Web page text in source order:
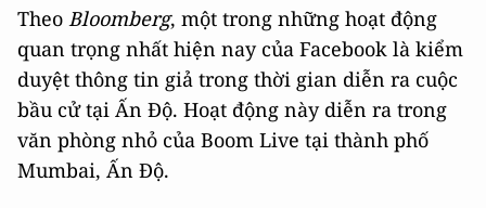
Theo Bloomberg, một trong những hoạt động
quan trọng nhất hiện nay của Facebook là kiểm
duyệt thông tin giả trong thời gian diễn ra cuộc
bầu cử tại Ấn Độ. Hoạt động này diễn ra trong
văn phòng nhỏ của Boom Live tại thành phố
Mumbai, Ấn Độ.